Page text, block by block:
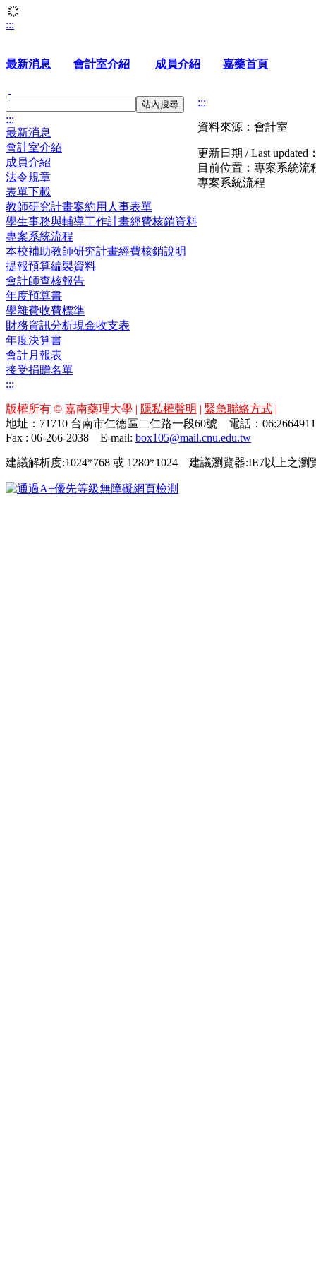
:::
最新消息 會計室介紹 成員介紹 嘉藥首頁
站內搜尋
:::
最新消息
會計室介紹
成員介紹
法令規章
表單下載
教師研究計畫案約用人事表單
學生事務與輔導工作計畫經費核銷資料
專案系統流程
本校補助教師研究計畫經費核銷說明
提報預算編製資料
會計師查核報告
年度預算書
學雜費收費標準
財務資訊分析現金收支表
年度決算書
會計月報表
接受捐贈名單
:::
資料來源：會計室
更新日期 / Last updated
目前位置： 專案系統流
專案系統流程
:::
版權所有 © 嘉南藥理大學 | 隱私權聲明 | 緊急聯絡方式 |
地址：71710 台南市仁德區二仁路一段60號 電話：
Fax : 06-266-2038 E-mail: box105@mail.cnu.edu.tw
建議解析度:1024*768 或 1280*1024 建議瀏覽器:IE7以上之瀏